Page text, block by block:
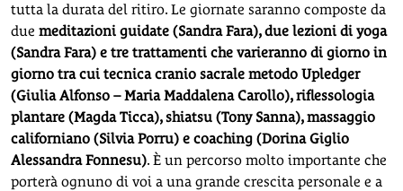
tutta la durata del ritiro. Le giornate saranno composte da
due meditazioni guidate (Sandra Fara), due lezioni di yoga
(Sandra Fara) e tre trattamenti che varieranno di giorno in
giorno tra cui tecnica cranio sacrale metodo Upledger
(Giulia Alfonso – Maria Maddalena Carollo), riflessologia
plantare (Magda Ticca), shiatsu (Tony Sanna), massaggio
californiano (Silvia Porru) e coaching (Dorina Giglio
Alessandra Fonnesu). È un percorso molto importante che
porterà ognuno di voi a una grande crescita personale e a